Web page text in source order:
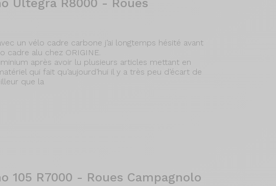
Ultegra R8000 - Roues
un vélo cadre carbone j’ai longtemps hésité avant
cadre alu chez ORIGINE.
après avoir lu plusieurs articles mettant en
qui fait qu’aujourd’hui il y a très peu d’écart de
que la
105 R7000 - Roues Campagnolo